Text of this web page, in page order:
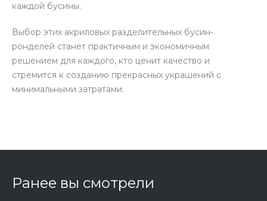
каждой бусины.
Выбор этих акриловых разделительных бусин-
ронделей станет практичным и экономичным
решением для каждого, кто ценит качество и
стремится к созданию прекрасных украшений с
минимальными затратами.
Ранее вы смотрели